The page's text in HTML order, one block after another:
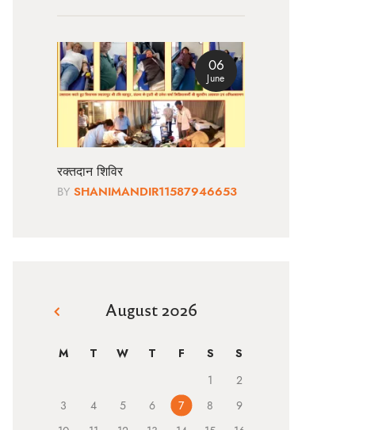
06
June
रक्तदान शिविर
BY SHANIMANDIR11587946653
August 2026
M T W T F S S
1
2
3
4 5 6 7 8
9
« Jun